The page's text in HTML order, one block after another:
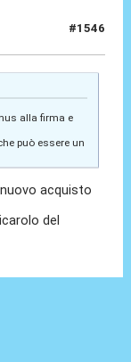
#1546
alla firma e
può essere un
acquisto
del